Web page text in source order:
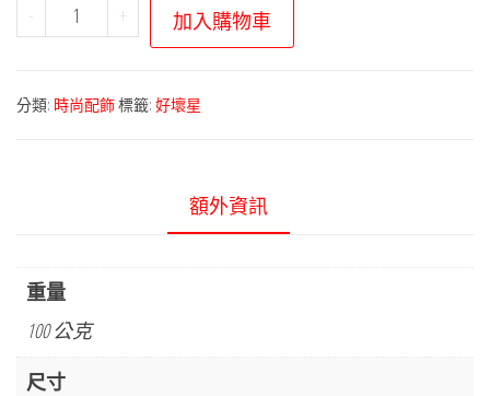
-
可
中
險
列
好
+ 加入購物車
分類: 時尚配飾標籤: 好壞星
額外資訊
重量
100 公克
尺寸